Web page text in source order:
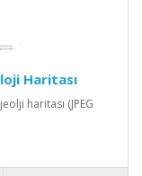
Haritası
haritası (JPEG